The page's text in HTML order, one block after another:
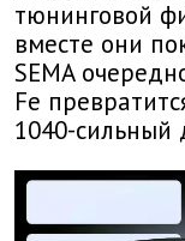
тюнинговой
вместе они
SEMA
Fe
1040-сильный